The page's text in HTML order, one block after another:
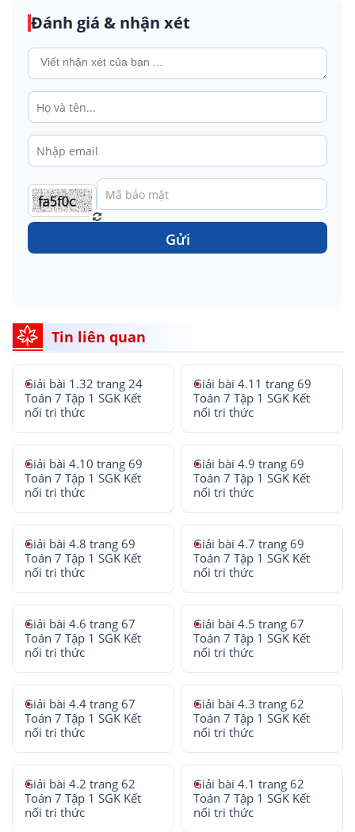
Đánh giá & nhận xét
Gửi
Tin liên quan
Giải bài 1.32 trang 24
Toán 7 Tập 1 SGK Kết
nối tri thức
Giải bài 4.11 trang 69
Toán 7 Tập 1 SGK Kết
nối tri thức
Giải bài 4.10 trang 69
Toán 7 Tập 1 SGK Kết
nối tri thức
Giải bài 4.9 trang 69
Toán 7 Tập 1 SGK Kết
nối tri thức
Giải bài 4.8 trang 69
Toán 7 Tập 1 SGK Kết
nối tri thức
Giải bài 4.7 trang 69
Toán 7 Tập 1 SGK Kết
nối tri thức
Giải bài 4.6 trang 67
Toán 7 Tập 1 SGK Kết
nối tri thức
Giải bài 4.5 trang 67
Toán 7 Tập 1 SGK Kết
nối tri thức
Giải bài 4.4 trang 67
Toán 7 Tập 1 SGK Kết
nối tri thức
Giải bài 4.3 trang 62
Toán 7 Tập 1 SGK Kết
nối tri thức
Giải bài 4.2 trang 62
Toán 7 Tập 1 SGK Kết
nối tri thức
Giải bài 4.1 trang 62
Toán 7 Tập 1 SGK Kết
nối tri thức